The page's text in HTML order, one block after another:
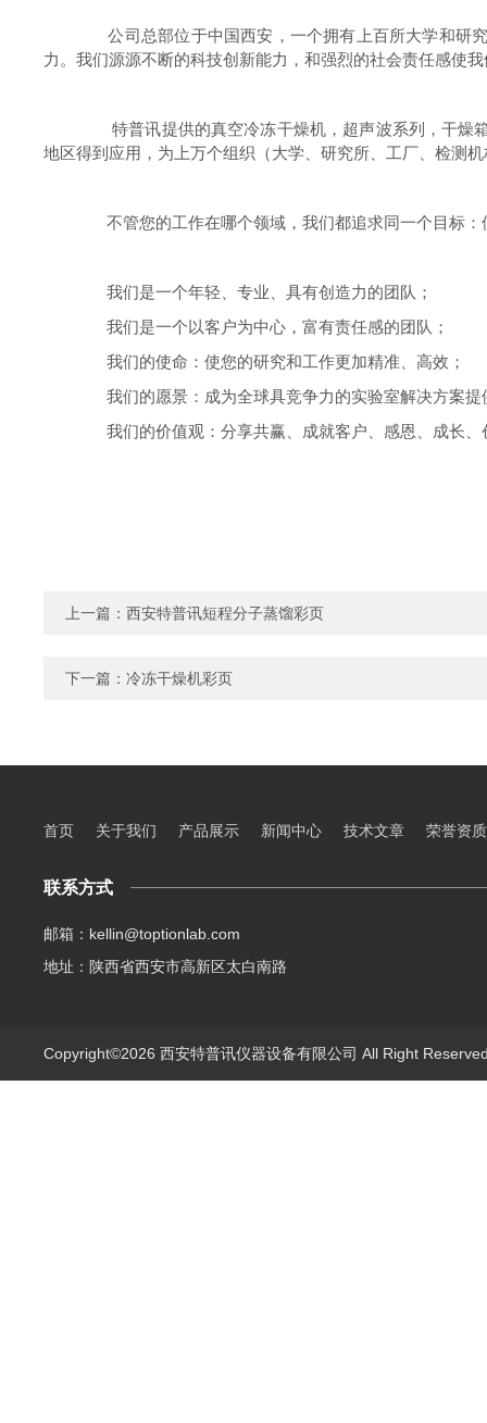
公司总部位于中国西安，一个拥有上百所大学和研究
力。我们源源不断的科技创新能力，和强烈的社会责任感使
特普讯提供的真空冷冻干燥机，超声波系列，干燥箱
地区得到应用，为上万个组织（大学、研究所、工厂、检测
不管您的工作在哪个领域，我们都追求同一个目标：
我们是一个年轻、专业、具有创造力的团队；
我们是一个以客户为中心，富有责任感的团队；
我们的使命：使您的研究和工作更加精准、高效；
我们的愿景：成为全球具竞争力的实验室解决方案提
我们的价值观：分享共赢、成就客户、感恩、成长、
上一篇： 西安特普讯短程分子蒸馏彩页
下一篇： 冷冻干燥机彩页
首页 关于我们 产品展示 新闻中心 技术文章 荣誉资质
联系方式
邮箱：kellin@toptionlab.com
地址：陕西省西安市高新区太白南路
Copyright©2026 西安特普讯仪器设备有限公司 All Right